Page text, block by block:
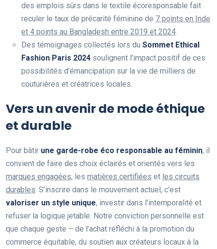
des emplois sûrs dans le textile écoresponsable fait
reculer le taux de précarité féminine de 7 points en Inde
et 4 points au Bangladesh entre 2019 et 2024
Des témoignages collectés lors du Sommet Ethical
Fashion Paris 2024 soulignent l’impact positif de ces
possibilités d’émancipation sur la vie de milliers de
couturières et créatrices locales.
Vers un avenir de mode éthique
et durable
Pour bâtir une garde-robe éco responsable au féminin, il
convient de faire des choix éclairés et orientés vers les
marques engagées, les matières certifiées et les circuits
durables . S’inscrire dans le mouvement actuel, c’est
valoriser un style unique, investir dans l’intemporalité et
refuser la logique jetable. Notre conviction personnelle est
que chaque geste – de l’achat réfléchi à la promotion du
commerce équitable, du soutien aux créateurs locaux à la